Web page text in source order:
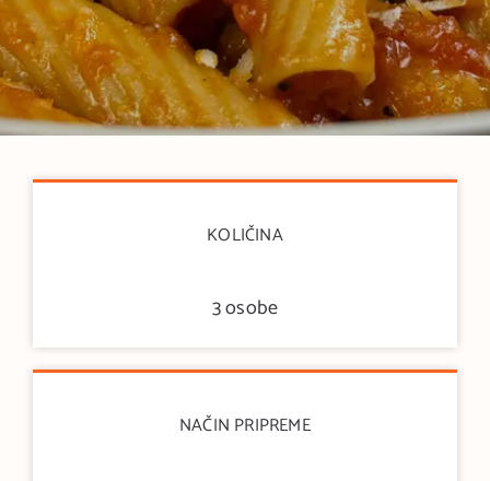
KOLIČINA
3 osobe
NAČIN PRIPREME